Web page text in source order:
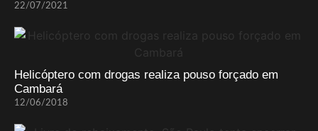
22/07/2021
Helicóptero com drogas realiza pouso forçado em
Cambará
12/06/2018